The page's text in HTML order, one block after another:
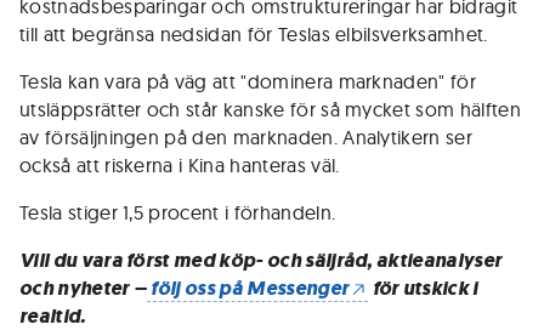
kostnadsbesparingar och omstruktureringar har bidragit
till att begränsa nedsidan för Teslas elbilsverksamhet.
Tesla kan vara på väg att "dominera marknaden" för
utsläppsrätter och står kanske för så mycket som hälften
av försäljningen på den marknaden. Analytikern ser
också att riskerna i Kina hanteras väl.
Tesla stiger 1,5 procent i förhandeln.
Vill du vara först med köp- och säljråd, aktieanalyser
och nyheter –följ oss på Messenger
för utskick i
realtid.